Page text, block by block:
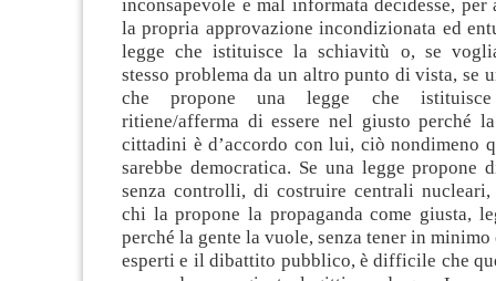
inconsapevole e mal informata decidesse, per
la propria approvazione incondizionata ed
legge che istituisce la schiavitù o, se
stesso problema da un altro punto di vista, se
che propone una legge che
ritiene/afferma di essere nel giusto perché
cittadini è d’accordo con lui, ciò nondimeno
sarebbe democratica. Se una legge propone
senza controlli, di costruire centrali nucleari,
chi la propone la propaganda come giusta,
perché la gente la vuole, senza tener in
esperti e il dibattito pubblico, è difficile che